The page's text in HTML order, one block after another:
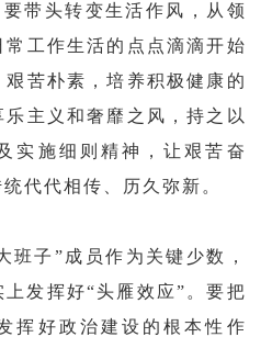
要带头转变生活作风，从领
工作生活的点点滴滴开始
苦朴素，培养积极健康的
主义和奢靡之风，持之以
实施细则精神，让艰苦奋
代代相传、历久弥新。
班子”成员作为关键少数，
发挥好“头雁效应”。要把
挥好政治建设的根本性作